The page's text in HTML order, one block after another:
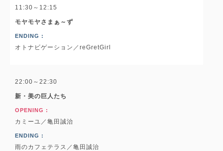
11:30～12:15
モヤモヤさまぁ～ず
ENDING :
オトナビゲーション／reGretGirl
22:00～22:30
新・美の巨人たち
OPENING :
カミーユ／亀田誠治
ENDING :
雨のカフェテラス／亀田誠治